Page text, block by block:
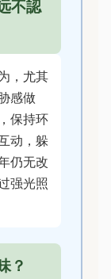
不認
，尤其
感做
保持环
动，躲
仍无改
强光照
？